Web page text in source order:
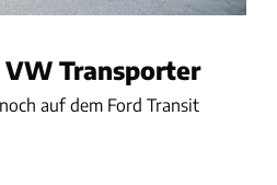
VW Transporter
auf dem Ford Transit